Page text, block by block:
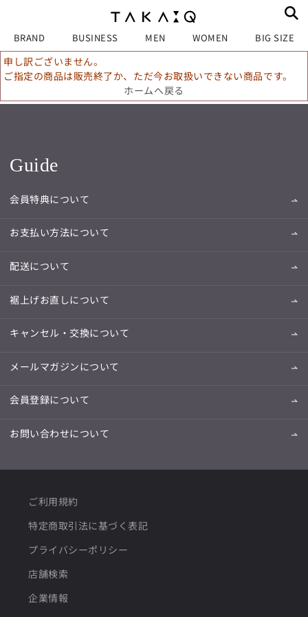
BRAND BUSINESS MEN WOMEN BIG SIZE
申し訳ございません。
ご指定の商品は販売終了か、ただ今お取扱いできない商品です。
ホームへ戻る
Guide
会員特典について
お支払い方法について
配送について
裾上げお直しについて
キャンセル・交換について
メールマガジンについて
会員登録について
お問い合わせについて
ご利用規約
特定商取引法に基づく表記
プライバシーポリシー
店舗検索
企業情報